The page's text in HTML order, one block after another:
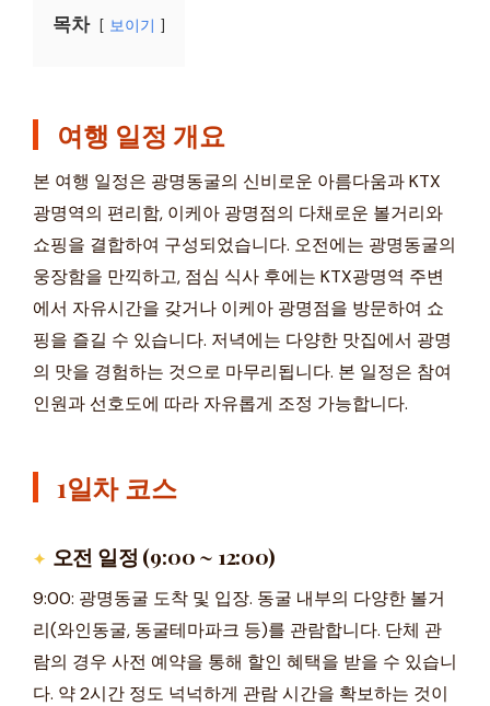
목차 보이기
여행 일정 개요
본 여행 일정은 광명동굴의 신비로운 아름다움과 KTX
광명역의 편리함, 이케아 광명점의 다채로운 볼거리와
쇼핑을 결합하여 구성되었습니다. 오전에는 광명동굴의
웅장함을 만끽하고, 점심 식사 후에는 KTX광명역 주변
에서 자유시간을 갖거나 이케아 광명점을 방문하여 쇼
핑을 즐길 수 있습니다. 저녁에는 다양한 맛집에서 광명
의 맛을 경험하는 것으로 마무리됩니다. 본 일정은 참여
인원과 선호도에 따라 자유롭게 조정 가능합니다.
1일차 코스
오전 일정 (9:00 ~ 12:00)
9:00: 광명동굴 도착 및 입장. 동굴 내부의 다양한 볼거
리(와인동굴, 동굴테마파크 등)를 관람합니다. 단체 관
람의 경우 사전 예약을 통해 할인 혜택을 받을 수 있습니
다. 약 2시간 정도 넉넉하게 관람 시간을 확보하는 것이